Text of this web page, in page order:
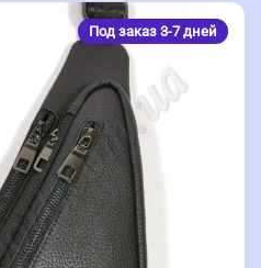
Под заказ 3-7 дней